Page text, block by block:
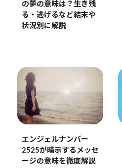
の夢の意味は？生き残
る・逃げるなど結末や
状況別に解説
エンジェルナンバー
2525が暗示するメッセ
ージの意味を徹底解説